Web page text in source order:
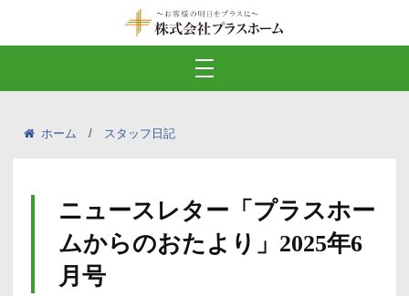
ホーム スタッフ日記
ニュースレター「プラスホー
ムからのおたより」2025年6
月号